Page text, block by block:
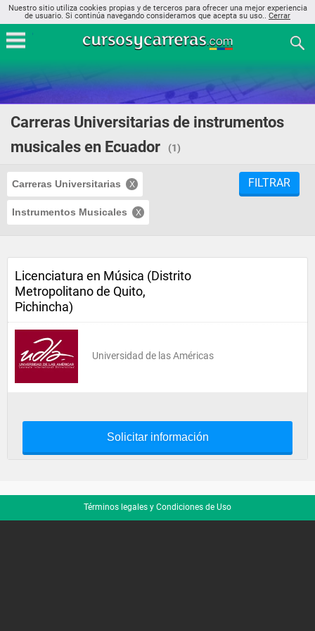
Nuestro sitio utiliza cookies propias y de terceros para ofrecer una mejor experiencia
de usuario. Si continúa navegando consideramos que acepta su uso.. Cerrar
Carreras Universitarias de instrumentos
musicales en Ecuador
(1)
Carreras Universitarias
Instrumentos Musicales
FILTRAR
Licenciatura en Música (Distrito
Metropolitano de Quito,
Pichincha)
Universidad de las Américas
Solicitar información
Términos legales y Condiciones de Uso